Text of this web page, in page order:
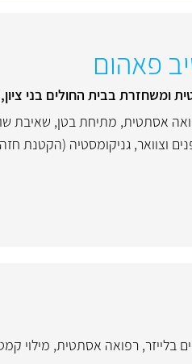
פאהום
ומשחזרת בבית החולים בני
אסתטית, מתיחת בטן, שאיבת
וצוואר, גניקומסטיה (הקטנת
בלייזר, רפואה אסתטית, מילוי